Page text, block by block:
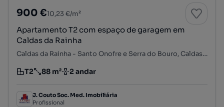
900 €10,23 €/m²
Apartamento T2 com espaço de garagem em
Caldas da Rainha
Caldas da Rainha - Santo Onofre e Serra do Bouro, Caldas da Rainha, Leiria
Tipologia
T2
Preço por metro quadrado
88 m²
Andar 2 andar
J. Couto Soc. Med. Imobiliária
Profissional